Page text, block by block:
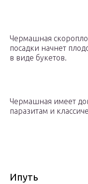
Чермашная
посадки начнет
в виде букетов.
Чермашная имеет
паразитам и
Ипуть